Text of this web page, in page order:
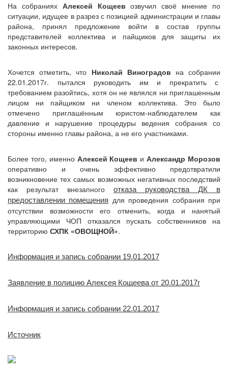
На собраниях Алексей Кощеев озвучил своё мнение по
ситуации, идущее в разрез с позицией администрации и главы
района, принял предложение войти в состав группы
представителей коллектива и пайщиков для защиты их
законных интересов.
Хочется отметить, что Николай Виноградов на собрании
22.01.2017г. пытался руководить им и прекратить с
требованием разойтись, хотя он не являлся ни приглашенным
лицом ни пайщиком ни членом коллектива. Это было
отмечено приглашённым юристом-наблюдателем как
давление и нарушение процедуры ведения собрания со
стороны именно главы района, а не его участниками.
Более того, именно Алексей Кощеев иАлександр Морозов
оперативно и очень эффективно предотвратили
возникновение тех самых возможных негативных последствий
как результат внезапного отказа руководства ДК в
предоставлении помещения для проведения собрания при
отсутствии возможности его отменить, когда и нанятый
управляющими ЧОП отказался пускать собственников на
территорию СХПК «ОВОЩНОЙ».
Информация и запись собрании 19.01.2017
Заявление в полицию Алексея Кощеева от 20.01.2017г
Информация и запись собрании 22.01.2017
Источник